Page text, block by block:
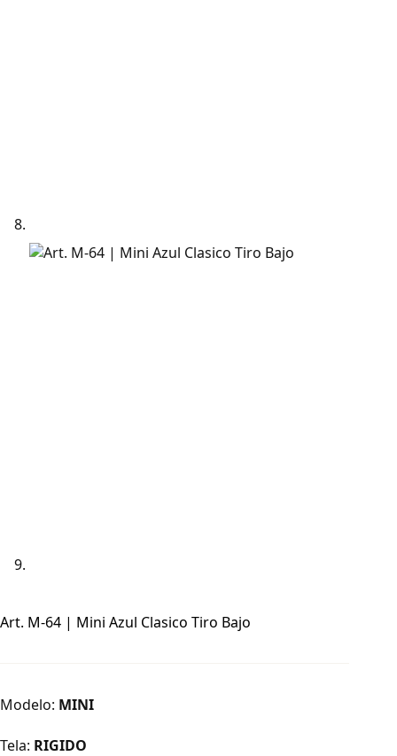
Art. M-64 | Mini Azul Clasico Tiro Bajo
Modelo: MINI
Tela: RIGIDO